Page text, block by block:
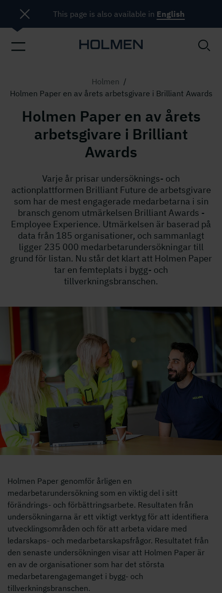
Holmen /
Holmen Paper en av årets arbetsgivare i Brilliant Awards
Holmen Paper en av årets
arbetsgivare i Brilliant
Awards
Varje år prisar undersöknings- och
actionplattformen Brilliant Future de arbetsgivare
som har de mest engagerade medarbetarna i sin
bransch genom utmärkelsen Brilliant Awards -
Employee Experience. Utmärkelsen är baserad på
data från 185 organisationer, och sammanlagt
ligger 235 000 medarbetarundersökningar till
grund för listan. Nu står det klart att Holmen Paper
tar en femteplats i bygg- och
tillverkningsbranschen.
Holmen Paper genomför årligen en
medarbetarundersökning som en viktig del i sitt
förändrings- och förbättringsarbete. Resultaten från
undersökningarna är ett viktigt verktyg för att identifiera
utvecklingsområden och för att arbeta vidare med
ledarskaps- och medarbetarskapsfrågor. Resultatet från
den senaste undersökningen visar att Holmen Paper är
en av de organisationer som har det största
medarbetarengagemanget i bygg- och
tillverkningsbranschen.
This page is also available in English